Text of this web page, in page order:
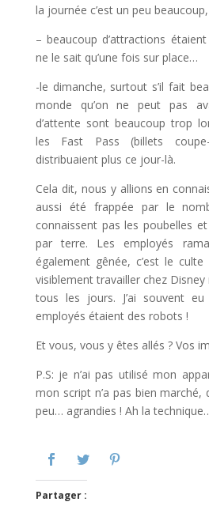
la journée c’est un peu
– beaucoup d’attractions
ne le sait qu’une fois sur place…
-le dimanche, surtout s’il fait
monde qu’on ne peut pas
d’attente sont beaucoup trop
les Fast Pass (billets
distribuaient plus ce jour-là.
Cela dit, nous y allions en
aussi été frappée par le
connaissent pas les poubelles
par terre. Les employés
également gênée, c’est le
visiblement travailler chez
tous les jours. J’ai souvent eu
employés étaient des robots !
Et vous, vous y êtes allés ? Vos
P.S: je n’ai pas utilisé mon
mon script n’a pas bien marché,
peu… agrandies ! Ah la
Partager :